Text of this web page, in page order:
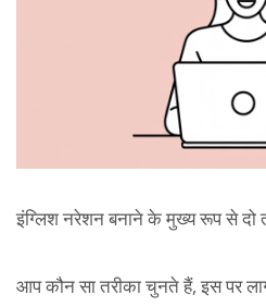
इंग्लिश नरेशन बनाने के मुख्य रूप से दो
आप कौन सा तरीका चुनते हैं, इस पर